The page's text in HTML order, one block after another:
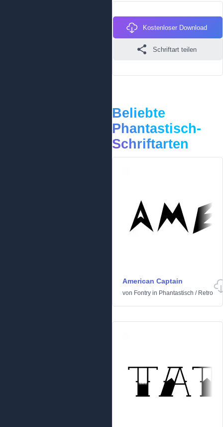
Kostenloser Download
Schriftart teilen
Beliebte
Phantastisch-
Schriftarten
American Captain
von Fontry in Phantastisch / Retro